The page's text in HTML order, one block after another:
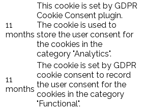
11
months
This cookie is set by GDPR
Cookie Consent plugin.
The cookie is used to
store the user consent for
the cookies in the
category "Analytics".
11
months
The cookie is set by GDPR
cookie consent to record
the user consent for the
cookies in the category
"Functional".